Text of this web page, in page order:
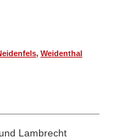
, Weidenthal
Lambrecht